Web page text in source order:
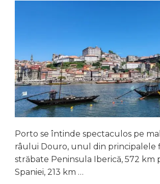
Porto se întinde spectaculos pe
râului Douro, unul din principalele
străbate Peninsula Iberică, 572 km
Spaniei, 213 km …